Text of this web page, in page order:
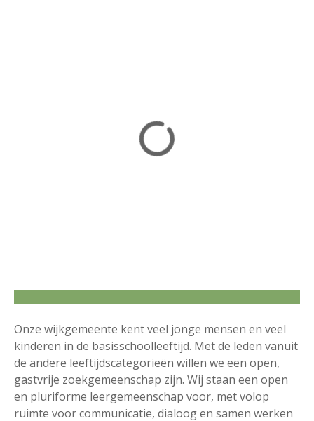
Onze wijkgemeente kent veel jonge mensen en veel
kinderen in de basisschoolleeftijd. Met de leden vanuit
de andere leeftijdscategorieën willen we een open,
gastvrije zoekgemeenschap zijn. Wij staan een open
en pluriforme leergemeenschap voor, met volop
ruimte voor communicatie, dialoog en samen werken